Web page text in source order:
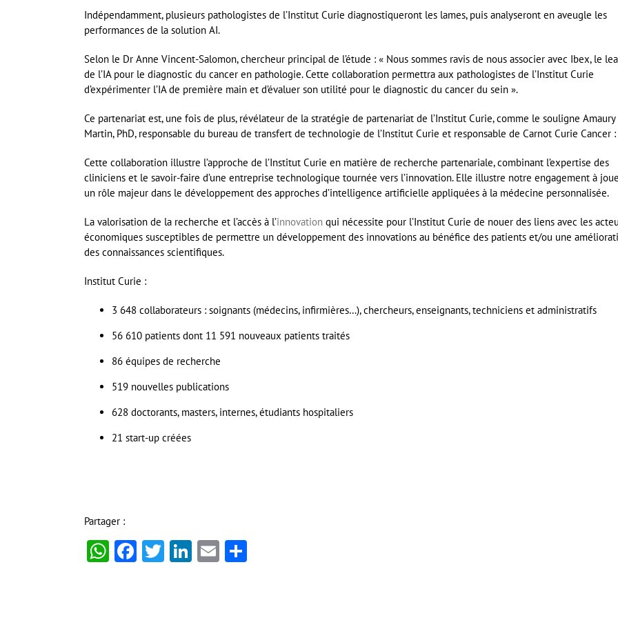
Indépendamment, plusieurs pathologistes de l’Institut Curie diagnostiqueront les lames, puis analyseront en aveugle les
performances de la solution AI.
Selon le Dr Anne Vincent-Salomon, chercheur principal de l’étude : « Nous sommes ravis de nous associer avec Ibex, le
de l’IA pour le diagnostic du cancer en pathologie. Cette collaboration permettra aux pathologistes de l’Institut Curie
d’expérimenter l’IA de première main et d’évaluer son utilité pour le diagnostic du cancer du sein ».
Ce partenariat est, une fois de plus, révélateur de la stratégie de partenariat de l’Institut Curie, comme le souligne Amaury
Martin, PhD, responsable du bureau de transfert de technologie de l’Institut Curie et responsable de Carnot Curie Cancer :
Cette collaboration illustre l’approche de l’Institut Curie en matière de recherche partenariale, combinant l’expertise des
cliniciens et le savoir-faire d’une entreprise technologique tournée vers l’innovation. Elle illustre notre engagement à
un rôle majeur dans le développement des approches d’intelligence artificielle appliquées à la médecine personnalisée.
La valorisation de la recherche et l’accès à l’innovation qui nécessite pour l’Institut Curie de nouer des liens avec les
économiques susceptibles de permettre un développement des innovations au bénéfice des patients et/ou une
des connaissances scientifiques.
Institut Curie :
3 648 collaborateurs : soignants (médecins, infirmières…), chercheurs, enseignants, techniciens et administratifs
56 610 patients dont 11 591 nouveaux patients traités
86 équipes de recherche
519 nouvelles publications
628 doctorants, masters, internes, étudiants hospitaliers
21 start-up créées
Partager :
WhatsApp
Facebook
Twitter
LinkedIn
Email